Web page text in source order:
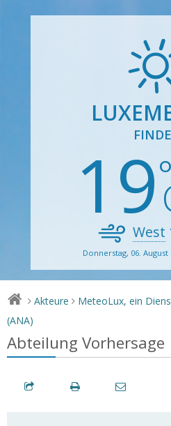
19
West
Donnerstag, 06. August
> Akteure > MeteoLux, ein
(ANA)
Abteilung Vorhersage